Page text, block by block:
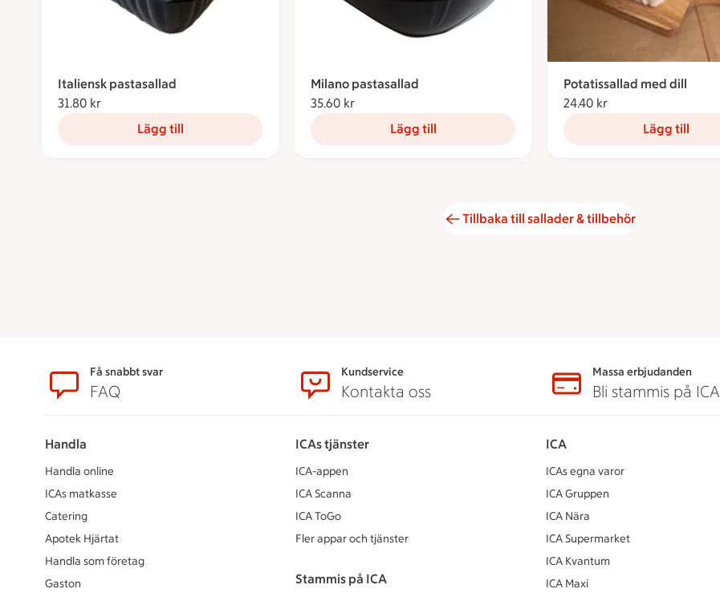
Italiensk pastasallad
31.80 kr
Lägg till
Milano pastasallad
35.60 kr
Lägg till
Potatissallad med dill
24.40 kr
Lägg till
Tillbaka till sallader & tillbehör
SidfotFå snabbt svar
FAQ
Kundservice
Kontakta oss
Massa erbjudanden
Bli stammis på ICA
Handla
Handla online
ICAs matkasse
Catering
Apotek Hjärtat
Handla som företag
Gaston
ICAs tjänster
ICA-appen
ICA Scanna
ICA ToGo
Fler appar och tjänster
Stammis på ICA
ICA
ICAs egna varor
ICA Gruppen
ICA Nära
ICA Supermarket
ICA Kvantum
ICA Maxi